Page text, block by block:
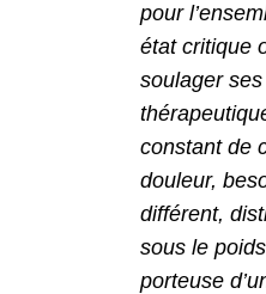
pour
état critique
soulager
constant de
douleur,
différent,
sous le
porteuse